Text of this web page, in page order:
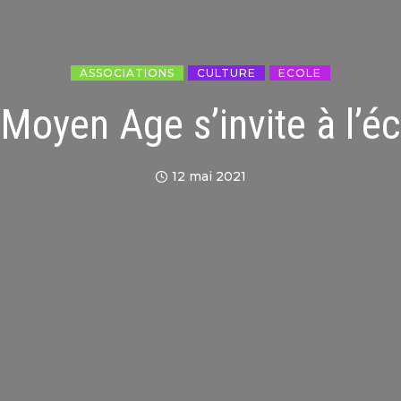
ASSOCIATIONS CULTURE ECOLE
Age s’invite à
12 mai 2021